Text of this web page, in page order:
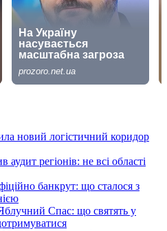
новий логістичний коридор
аудит регіонів: не всі області
банкрут: що сталося з
Спас: що святять у